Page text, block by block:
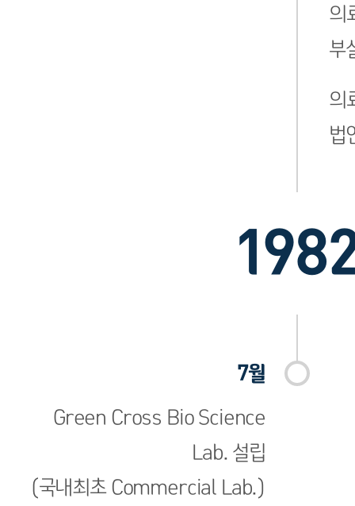
의
부
의
법
7월
Green Cross Bio Science
Lab. 설립
(국내최초 Commercial Lab.)